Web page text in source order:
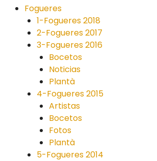
Fogueres
1-Fogueres 2018
2-Fogueres 2017
3-Fogueres 2016
Bocetos
Noticias
Plantà
4-Fogueres 2015
Artistas
Bocetos
Fotos
Plantà
5-Fogueres 2014